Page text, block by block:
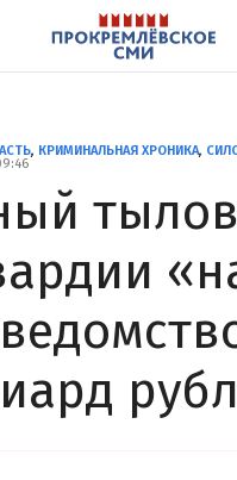
, КРИМИНАЛЬНАЯ ХРОНИКА,